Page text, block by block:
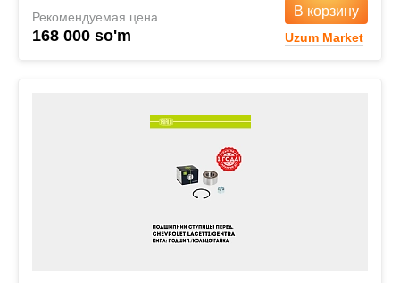
Рекомендуемая цена
168 000 so'm
В корзину
Uzum Market